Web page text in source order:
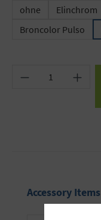
ohne
Elinchrom
Broncolor Pulso
Produkt
Produktgalerie
Accessory Items